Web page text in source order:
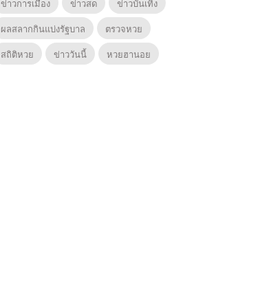
ข่าวการเมือง
ข่าวสด
ข่าวบันเทิง
ผลสลากกินแบ่งรัฐบาล
ตรวจหวย
สถิติหวย
ข่าววันนี้ หวยฮานอย